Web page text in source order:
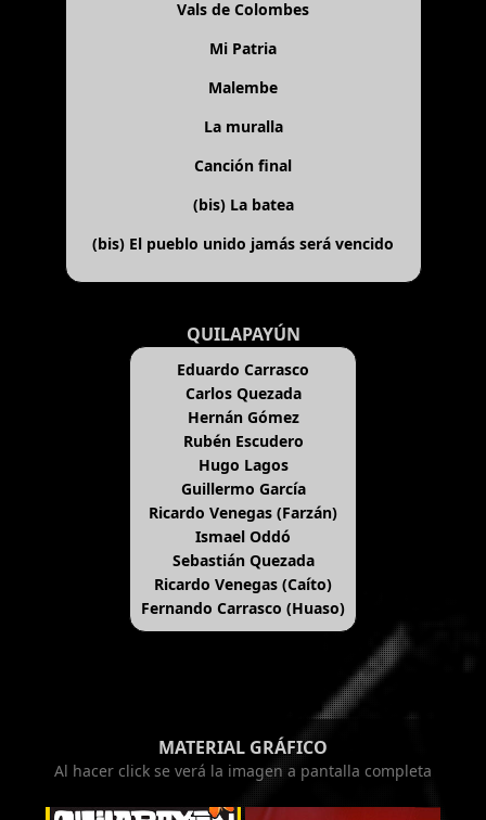
Vals de Colombes
Mi Patria
Malembe
La muralla
Canción final
(bis) La batea
(bis) El pueblo unido jamás será vencido
QUILAPAYÚN
Eduardo Carrasco
Carlos Quezada
Hernán Gómez
Rubén Escudero
Hugo Lagos
Guillermo García
Ricardo Venegas (Farzán)
Ismael Oddó
Sebastián Quezada
Ricardo Venegas (Caíto)
Fernando Carrasco (Huaso)
MATERIAL GRÁFICO
Al hacer click se verá la imagen a pantalla completa